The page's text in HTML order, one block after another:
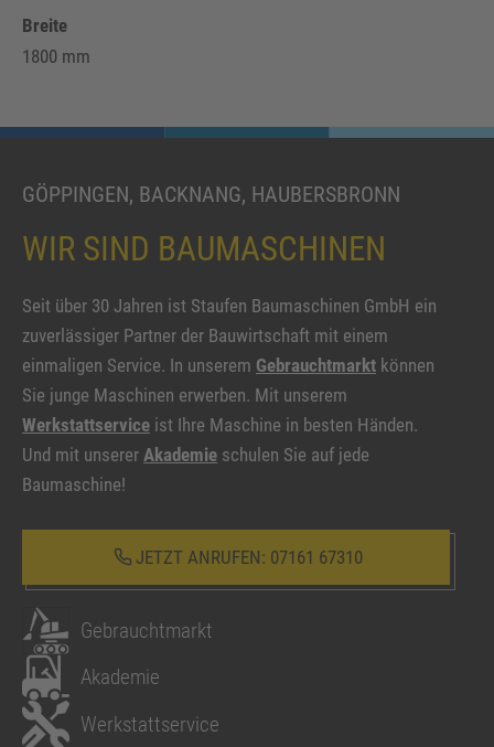
Breite
1800 mm
GÖPPINGEN, BACKNANG, HAUBERSBRONN
WIR SIND BAUMASCHINEN
Seit über 30 Jahren ist Staufen Baumaschinen GmbH ein
zuverlässiger Partner der Bauwirtschaft mit einem
einmaligen Service. In unserem Gebrauchtmarkt können
Sie junge Maschinen erwerben. Mit unserem
Werkstattservice ist Ihre Maschine in besten Händen.
Und mit unserer Akademie schulen Sie auf jede
Baumaschine!
JETZT ANRUFEN: 07161 67310
Gebrauchtmarkt
Akademie
Werkstattservice